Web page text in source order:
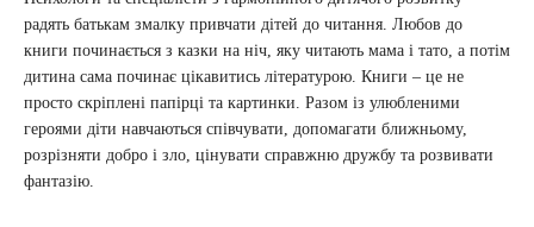
радять батькам змалку привчати дітей до читання. Любов до
книги починається з казки на ніч, яку читають мама і тато, а потім
дитина сама починає цікавитись літературою. Книги – це не
просто скріплені папірці та картинки. Разом із улюбленими
героями діти навчаються співчувати, допомагати ближньому,
розрізняти добро і зло, цінувати справжню дружбу та розвивати
фантазію.